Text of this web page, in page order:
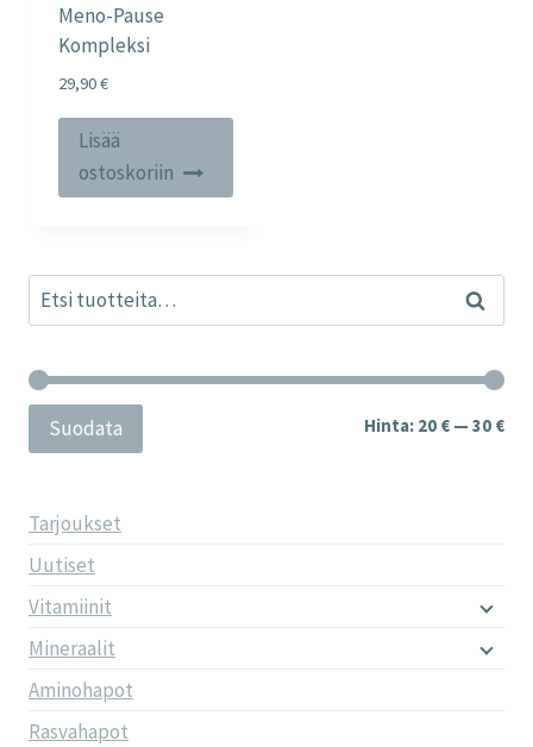
Meno-Pause
Kompleksi
29,90€
Lisää
ostoskoriin
Etsi: Haku
Suodata Hinta: 20 € — 30 €
Tarjoukset
Uutiset
Vitamiinit
Mineraalit
Aminohapot
Rasvahapot